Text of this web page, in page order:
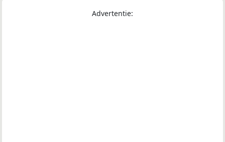
Advertentie: